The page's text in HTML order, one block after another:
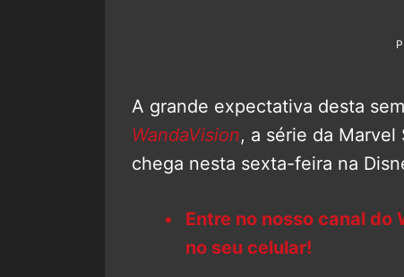
A grande expectativa desta
WandaVision, a série da Marvel
chega nesta sexta-feira na
Entre no nosso canal
no seu celular!